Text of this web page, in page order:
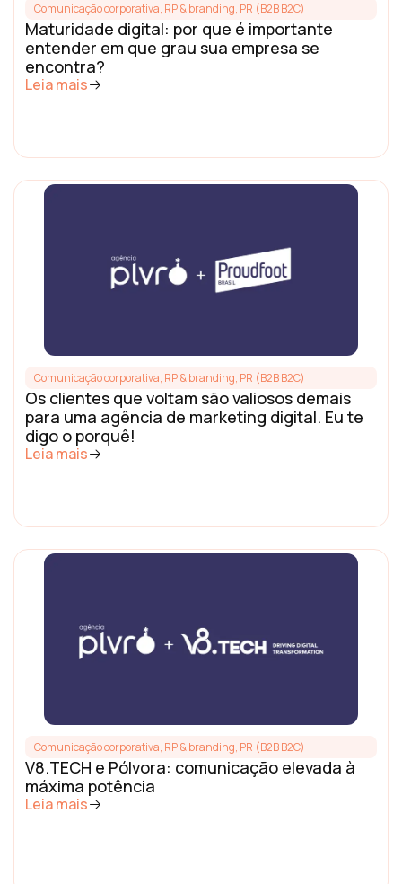
Comunicação corporativa, RP & branding, PR (B2B B2C)
Maturidade digital: por que é importante
entender em que grau sua empresa se
encontra?
Leia mais
Comunicação corporativa, RP & branding, PR (B2B B2C)
Os clientes que voltam são valiosos demais
para uma agência de marketing digital. Eu te
digo o porquê!
Leia mais
Comunicação corporativa, RP & branding, PR (B2B B2C)
V8.TECH e Pólvora: comunicação elevada à
máxima potência
Leia mais